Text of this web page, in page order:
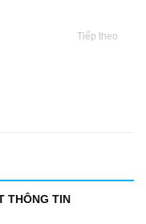
Tiếp theo
THÔNG TIN